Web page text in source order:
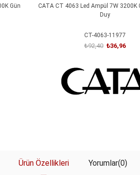
Gün
CATA CT 4063 Led Ampül 7W 3200K
Duy
CT-4063-11977
₺36,96
₺92,40
Ürün Özellikleri Yorumlar(0)